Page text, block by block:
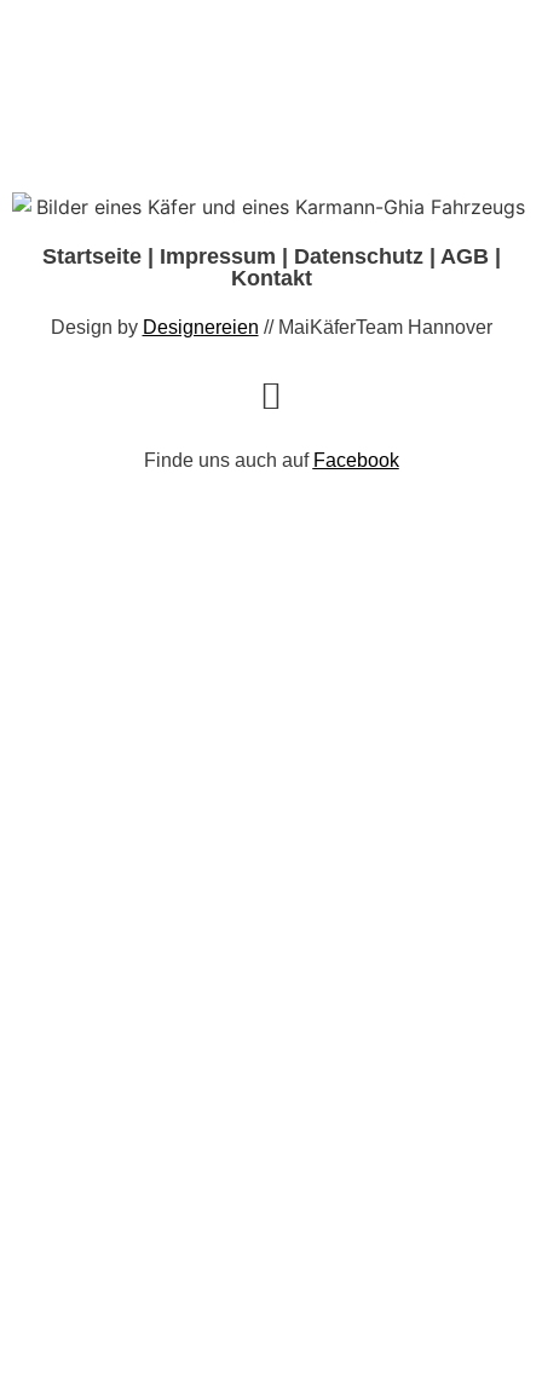
Startseite| Impressum | Datenschutz| AGB|
Kontakt
Design by Designereien // MaiKäferTeam Hannover
Finde uns auch auf Facebook